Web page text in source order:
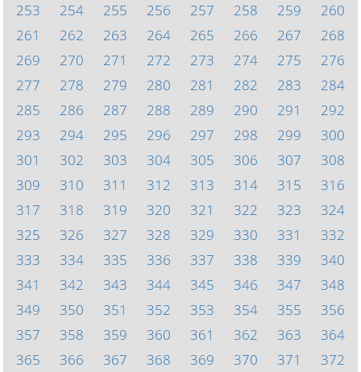
253
254 255 256 257 258 259
260
261
262 263 264 265 266 267
268
269
270 271 272 273 274 275
276
277
278 279 280 281 282 283
284
285
286 287 288 289 290 291
292
293
294 295 296 297 298 299
300
301
302 303 304 305 306 307
308
309
310 311 312 313 314 315
316
317
318 319 320 321 322 323
324
325
326 327 328 329 330 331
332
333
334 335 336 337 338 339
340
341
342 343 344 345 346 347
348
349
350 351 352 353 354 355
356
357
358 359 360 361 362 363
364
365
366 367 368 369 370 371 372